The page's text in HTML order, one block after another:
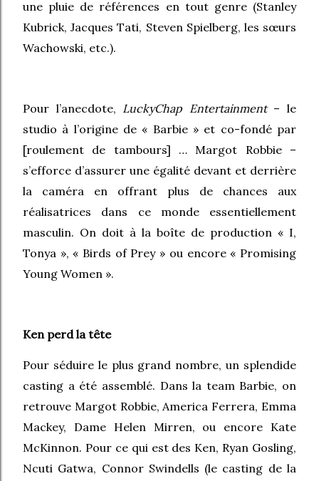
une pluie de références en tout genre (Stanley
Kubrick, Jacques Tati, Steven Spielberg, les sœurs
Wachowski, etc.).
Pour l’anecdote, LuckyChap Entertainment –le
studio à l’origine de « Barbie » et co-fondé par
[roulement de tambours] … Margot Robbie –
s’efforce d’assurer une égalité devant et derrière
la caméra en offrant plus de chances aux
réalisatrices dans ce monde essentiellement
masculin. On doit à la boîte de production « I,
Tonya », « Birds of Prey » ou encore « Promising
Young Women ».
Ken perd la tête
Pour séduire le plus grand nombre, un splendide
casting a été assemblé. Dans la team Barbie, on
retrouve Margot Robbie, America Ferrera, Emma
Mackey, Dame Helen Mirren, ou encore Kate
McKinnon. Pour ce qui est des Ken, Ryan Gosling,
Ncuti Gatwa, Connor Swindells (le casting de la